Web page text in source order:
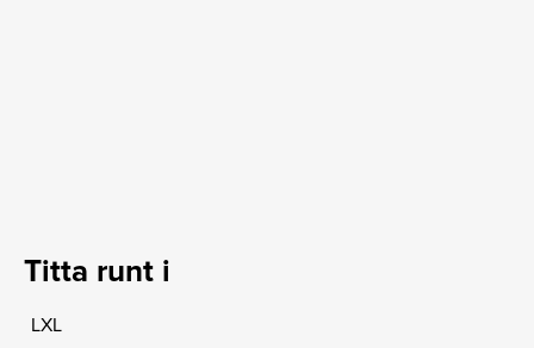
Titta runt i
LXL